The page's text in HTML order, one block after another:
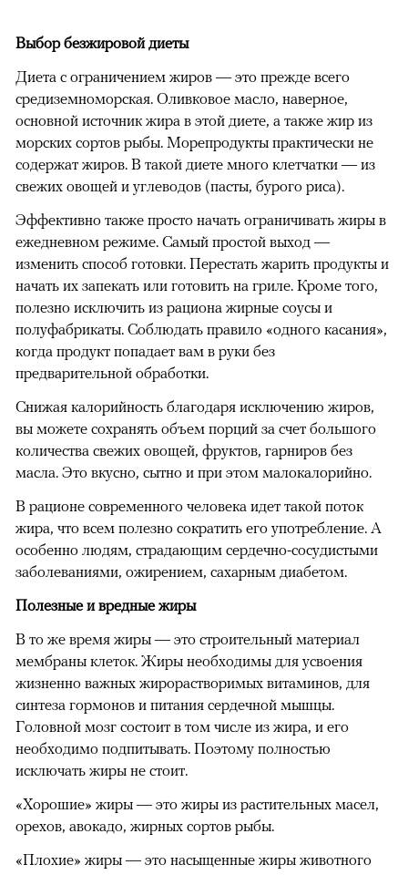
Выбор безжировой диеты
Диета с ограничением жиров — это прежде всего
средиземноморская. Оливковое масло, наверное,
основной источник жира в этой диете, а также жир из
морских сортов рыбы. Морепродукты практически не
содержат жиров. В такой диете много клетчатки — из
свежих овощей и углеводов (пасты, бурого риса).
Эффективно также просто начать ограничивать жиры в
ежедневном режиме. Самый простой выход —
изменить способ готовки. Перестать жарить продукты и
начать их запекать или готовить на гриле. Кроме того,
полезно исключить из рациона жирные соусы и
полуфабрикаты. Соблюдать правило «одного касания»,
когда продукт попадает вам в руки без
предварительной обработки.
Снижая калорийность благодаря исключению жиров,
вы можете сохранять объем порций за счет большого
количества свежих овощей, фруктов, гарниров без
масла. Это вкусно, сытно и при этом малокалорийно.
В рационе современного человека идет такой поток
жира, что всем полезно сократить его употребление. А
особенно людям, страдающим сердечно-сосудистыми
заболеваниями, ожирением, сахарным диабетом.
Полезные и вредные жиры
В то же время жиры — это строительный материал
мембраны клеток. Жиры необходимы для усвоения
жизненно важных жирорастворимых витаминов, для
синтеза гормонов и питания сердечной мышцы.
Головной мозг состоит в том числе из жира, и его
необходимо подпитывать. Поэтому полностью
исключать жиры не стоит.
«Хорошие» жиры — это жиры из растительных масел,
орехов, авокадо, жирных сортов рыбы.
«Плохие» жиры — это насыщенные жиры животного